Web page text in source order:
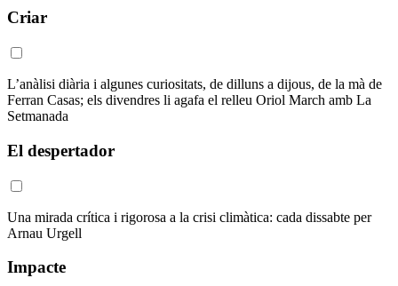
Criar
L’anàlisi diària i algunes curiositats, de dilluns a dijous, de la mà de
Ferran Casas; els divendres li agafa el relleu Oriol March amb La
Setmanada
El despertador
Una mirada crítica i rigorosa a la crisi climàtica: cada dissabte per
Arnau Urgell
Impacte